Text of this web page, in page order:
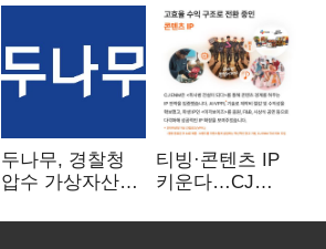
두나무, 경찰청
압수 가상자산
커스터디 사업
티빙·콘텐츠 IP
키운다…CJ
글로벌 확장 가속